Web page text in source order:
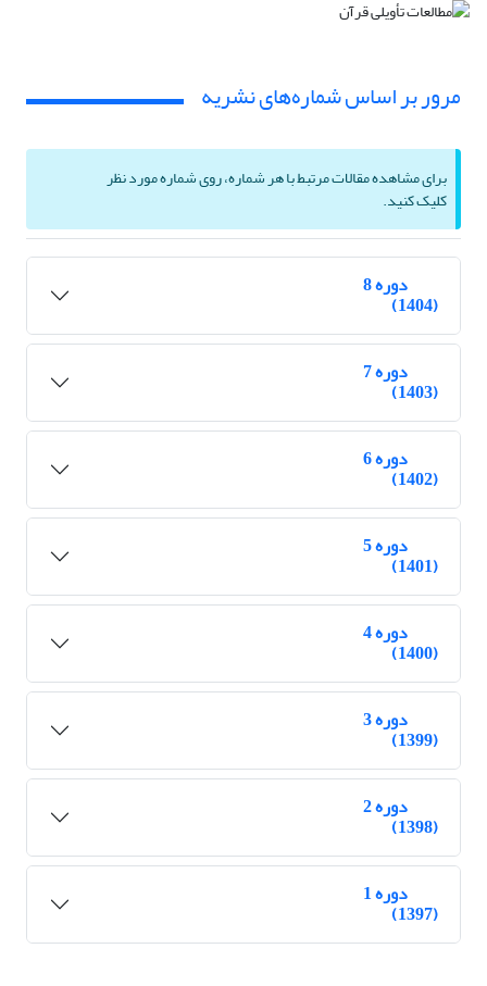
مرور بر اساس شماره‌های نشریه
برای مشاهده مقالات مرتبط با هر شماره، روی شماره مورد نظر
کلیک کنید.
دوره 8
(1404)
دوره 7
(1403)
دوره 6
(1402)
دوره 5
(1401)
دوره 4
(1400)
دوره 3
(1399)
دوره 2
(1398)
دوره 1
(1397)